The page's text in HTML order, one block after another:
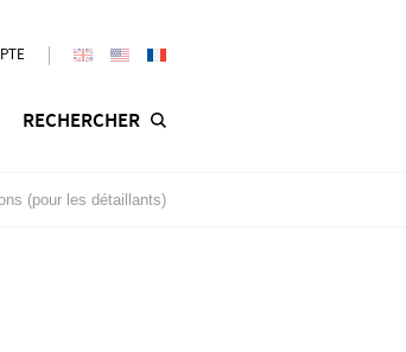
RECHERCHER
(pour les détaillants)